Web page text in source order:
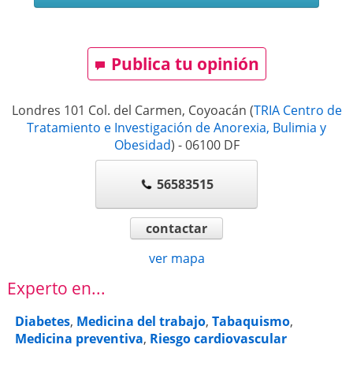
Publica tu opinión
Londres 101 Col. del Carmen, Coyoacán (TRIA Centro de
Tratamiento e Investigación de Anorexia, Bulimia y
Obesidad) -06100 DF
56583515
contactar
ver mapa
Experto en...
Diabetes, Medicina del trabajo, Tabaquismo,
Medicina preventiva, Riesgo cardiovascular